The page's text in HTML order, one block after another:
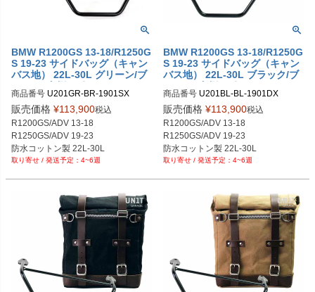
BMW R1200GS 13-18/R1250G
S 19-23 サイドバッグ（キャン
バス地） 22L-30L グリーン/ブ
UNIT GARAGE
商品番号 U201GR-BR-1901SX
U001GR_BR+1901SX
メーカー型番：U201+1901SX
販売価格 ¥113,900税込
R1200GS/ADV 13-18
R1250GS/ADV 19-23
防水コットン製 22L-30L
グリーン/ブラウン 4~6週
BMW R1200GS 13-18/R1250G
S 19-23 サイドバッグ（キャン
バス地） 22L-30L ブラック/ブ
UNIT GARAGE
商品番号 U201BL-BL-1901DX
U201BL_BL+1901DX
メーカー型番：U201+1901DX
販売価格 ¥113,900税込
R1200GS/ADV 13-18
R1250GS/ADV 19-23
防水コットン製 22L-30L
ブラック/ブラック 4~6週